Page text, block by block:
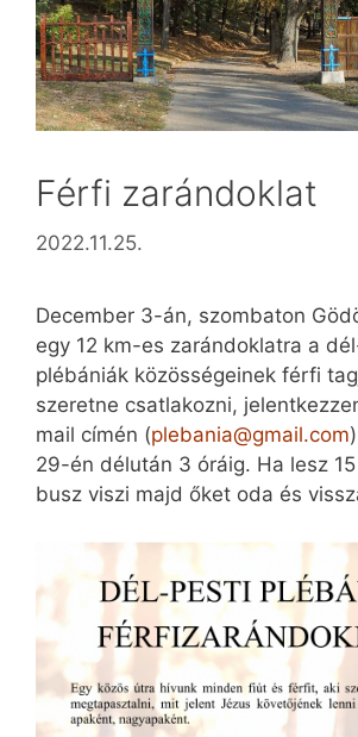
Férfi zarándoklat
2022.11.25.
December 3-án, szombaton
egy 12 km-es zarándoklatra a
plébániák közösségeinek férfi
szeretne csatlakozni,
mail címén (plebania@gmail.com
29-én délután 3 óráig. Ha lesz
busz viszi majd őket oda és